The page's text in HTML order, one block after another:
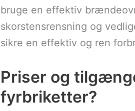
bruge en effektiv
skorstensrensning og
sikre en effektiv og ren
Priser og
fyrbriketter?